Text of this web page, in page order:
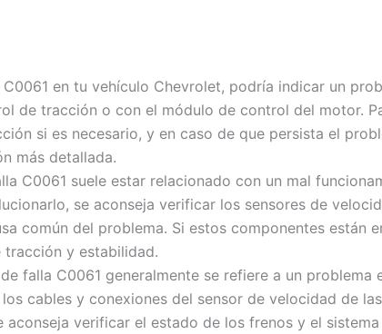
en tu vehículo Chevrolet, podría indicar un
de tracción o con el módulo de control del motor.
si es necesario, y en caso de que persista el
más detallada.
C0061 suele estar relacionado con un mal
se aconseja verificar los sensores de
común del problema. Si estos componentes están
y estabilidad.
falla C0061 generalmente se refiere a un
cables y conexiones del sensor de velocidad de
verificar el estado de los frenos y el